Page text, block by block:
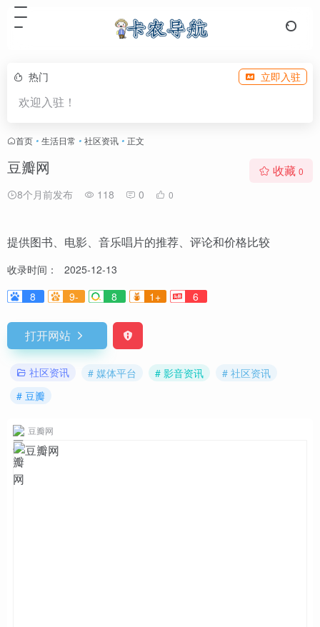
热门 立即入驻
欢迎入驻！
首页 • 生活日常 • 社区资讯 • 正文
豆瓣网
8个月前发布 118 0 0
收藏 0
提供图书、电影、音乐唱片的推荐、评论和价格比较
收录时间：
2025-12-13
8
9- 8 1+ 6
打开网站
社区资讯 # 媒体平台 # 影音资讯
# 社区资讯
# 豆瓣
豆瓣网